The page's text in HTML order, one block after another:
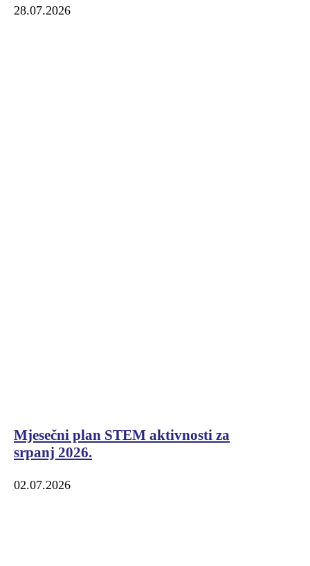
28.07.2026
Mjesečni plan STEM aktivnosti za
srpanj 2026.
02.07.2026